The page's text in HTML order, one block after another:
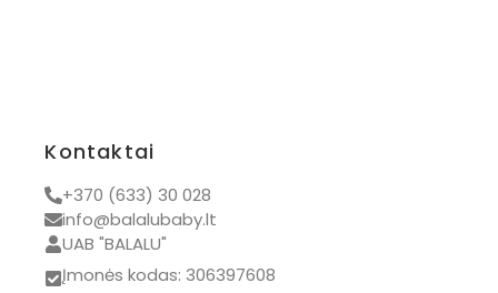
Kontaktai
+370 (633) 30 028
info@balalubaby.lt
UAB "BALALU"
Įmonės kodas: 306397608